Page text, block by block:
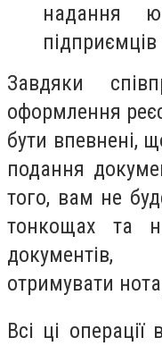
надання
підприємців
Завдяки
оформлення
бути впевнені,
подання
того, вам не
тонкощах та
документів,
отримувати
Всі ці